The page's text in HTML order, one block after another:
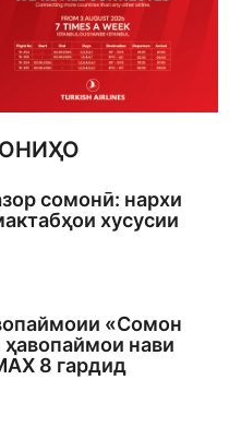
сомонӣ: нархи
хусусии
«Сомон
нави
8 гардид